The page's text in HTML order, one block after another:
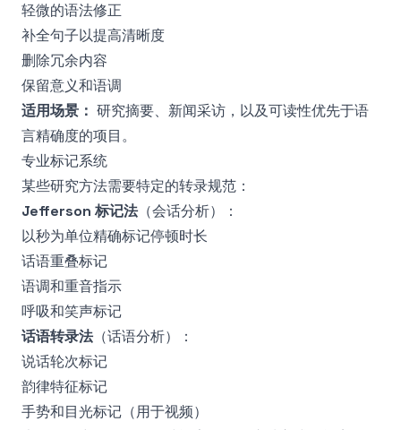
轻微的语法修正
补全句子以提高清晰度
删除冗余内容
保留意义和语调
适用场景： 研究摘要、新闻采访，以及可读性优先于语
言精确度的项目。
专业标记系统
某些研究方法需要特定的转录规范：
Jefferson 标记法（会话分析）：
以秒为单位精确标记停顿时长
话语重叠标记
语调和重音指示
呼吸和笑声标记
话语转录法（话语分析）：
说话轮次标记
韵律特征标记
手势和目光标记（用于视频）